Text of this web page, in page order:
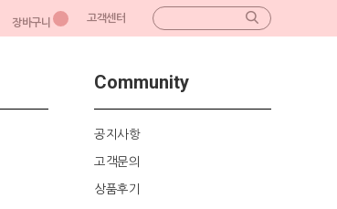
장바구니 고객센터
Community
공지사항
고객문의
상품후기